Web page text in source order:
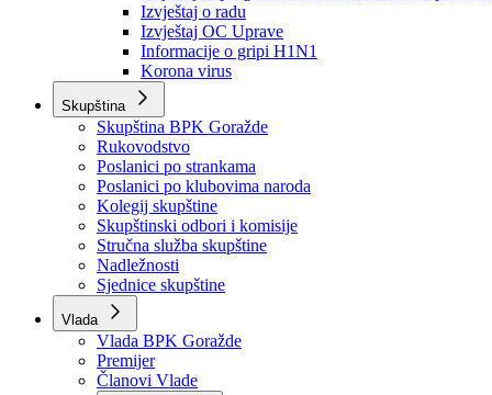
Obavještenja i izvještaji
Obavještenja Vlade
Izvještajno prognozna služba Ministarstva privrede
Izvještaj o radu
Izvještaj OC Uprave
Informacije o gripi H1N1
Korona virus
Skupština
Skupština BPK Goražde
Rukovodstvo
Poslanici po strankama
Poslanici po klubovima naroda
Kolegij skupštine
Skupštinski odbori i komisije
Stručna služba skupštine
Nadležnosti
Sjednice skupštine
Vlada